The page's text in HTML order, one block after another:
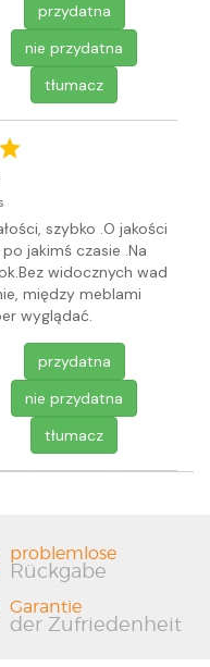
przydatna
nie przydatna
tłumacz
szybko .O jakości
jakimś czasie .Na
widocznych wad
między meblami
wyglądać.
przydatna
nie przydatna
tłumacz
problemlose
Rückgabe
Garantie
der Zufriedenheit